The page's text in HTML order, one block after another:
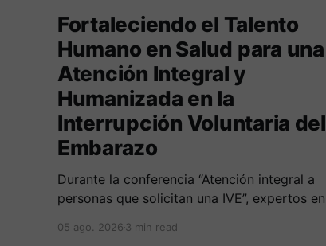
Fortaleciendo el Talento
Humano en Salud para una
Atención Integral y
Humanizada en la
Interrupción Voluntaria del
Embarazo
Durante la conferencia “Atención integral a
personas que solicitan una IVE”, expertos en
compartieron sus conocimientos sobre cómo
05 ago. 2026 3 min read